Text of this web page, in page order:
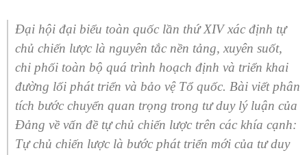
Đại hội đại biểu toàn quốc lần thứ XIV xác định tự
chủ chiến lược là nguyên tắc nền tảng, xuyên suốt,
chi phối toàn bộ quá trình hoạch định và triển khai
đường lối phát triển và bảo vệ Tổ quốc. Bài viết phân
tích bước chuyển quan trọng trong tư duy lý luận của
Đảng về vấn đề tự chủ chiến lược trên các khía cạnh:
Tự chủ chiến lược là bước phát triển mới của tư duy